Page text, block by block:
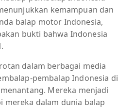
kemampuan dan
balap motor Indonesia,
bukti bahwa Indonesia
dalam berbagai media
pembalap Indonesia di
Mereka menjadi
dalam dunia balap